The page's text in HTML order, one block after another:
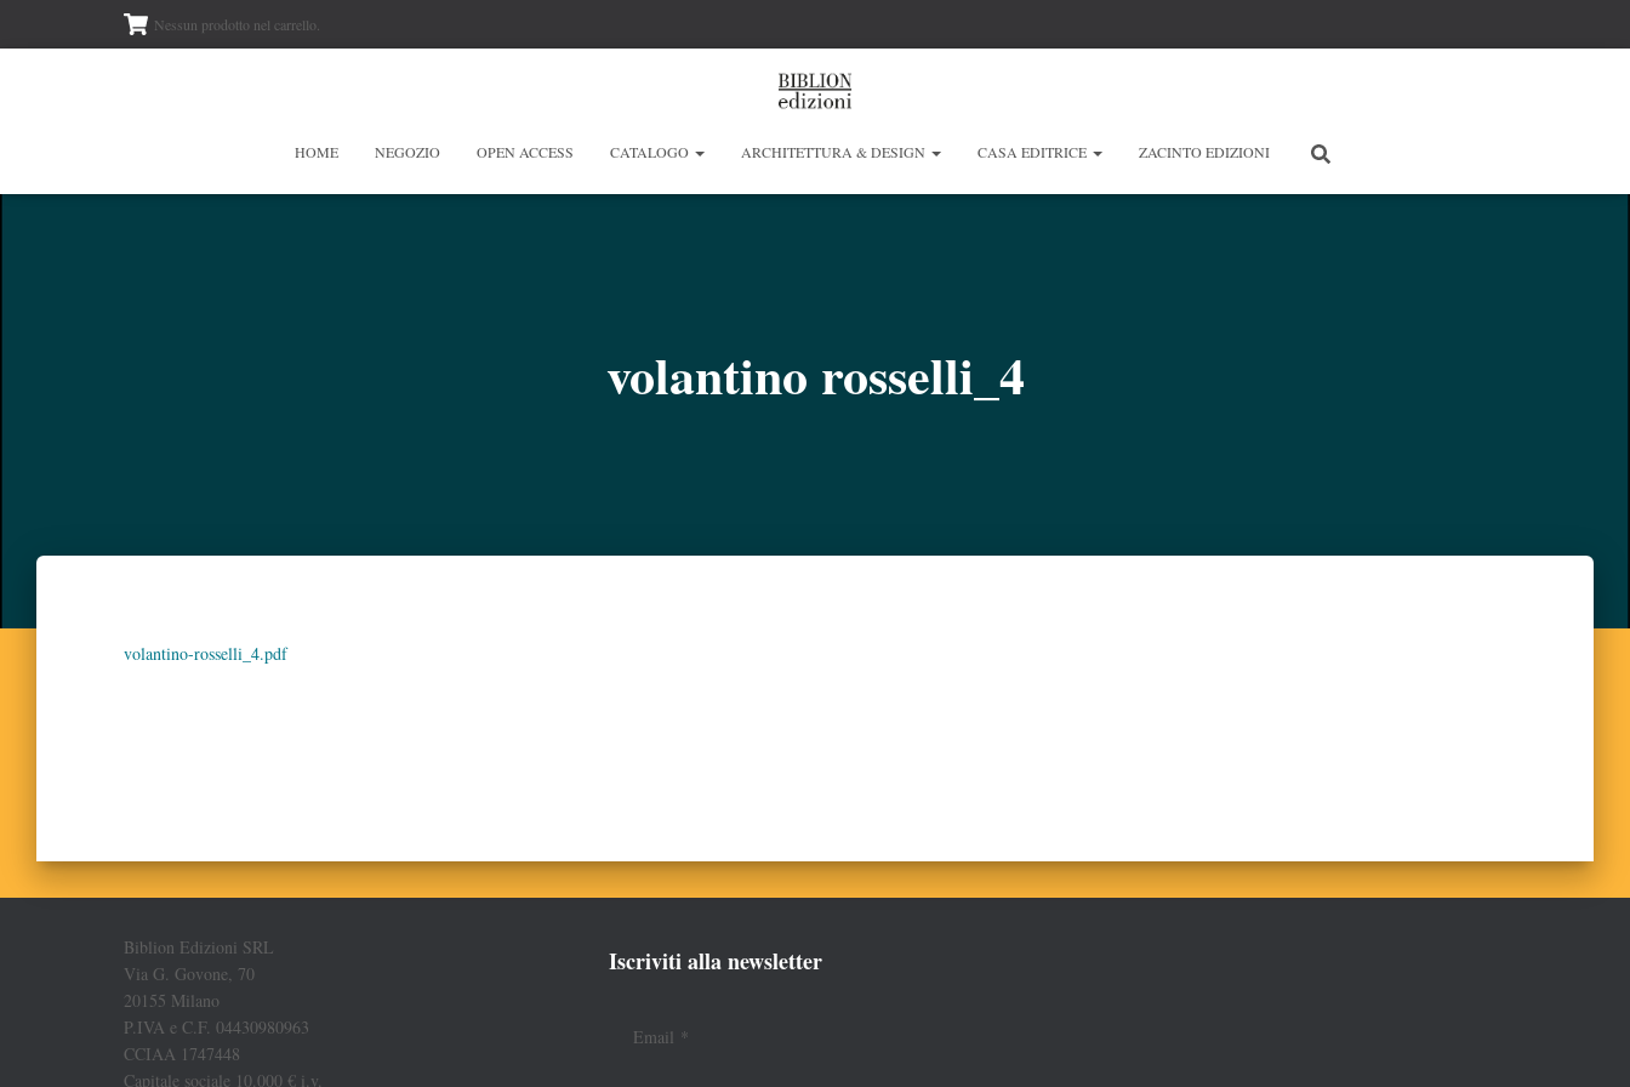
Nessun prodotto nel carrello.
HOME NEGOZIO OPEN ACCESS CATALOGO ARCHITETTURA & DESIGN CASA EDITRICE ZACINTO EDIZIONI
volantino rosselli_4
volantino-rosselli_4.pdf
Biblion Edizioni SRL
Via G. Govone, 70
20155 Milano
P.IVA e C.F. 04430980963
CCIAA 1747448
Capitale sociale 10.000 € i.v.
Iscriviti alla newsletter
Email *